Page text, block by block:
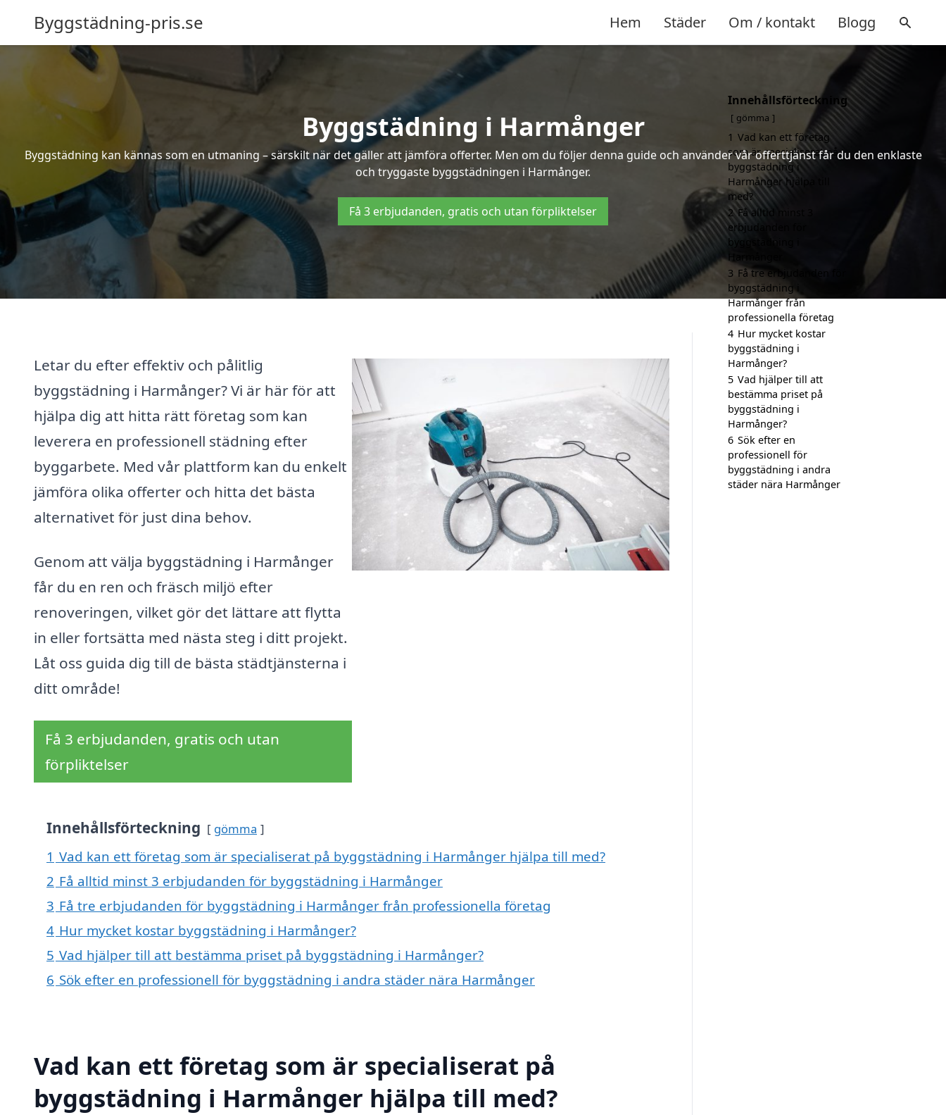
Byggstädning-pris.se Hem Städer Om / kontakt Blogg
Byggstädning i Harmånger
Byggstädning kan kännas som en utmaning – särskilt när det gäller att jämföra offerter. Men om du följer denna guide och använder vår offerttjänst får du den enklaste
och tryggaste byggstädningen i Harmånger.
Få 3 erbjudanden, gratis och utan förpliktelser
Letar du efter effektiv och pålitlig
byggstädning i Harmånger? Vi är här för att
hjälpa dig att hitta rätt företag som kan
leverera en professionell städning efter
byggarbete. Med vår plattform kan du enkelt
jämföra olika offerter och hitta det bästa
alternativet för just dina behov.
Genom att välja byggstädning i Harmånger
får du en ren och fräsch miljö efter
renoveringen, vilket gör det lättare att flytta
in eller fortsätta med nästa steg i ditt projekt.
Låt oss guida dig till de bästa städtjänsterna i
ditt område!
Få 3 erbjudanden, gratis och utan
förpliktelser
Innehållsförteckning gömma
1 Vad kan ett företag som är specialiserat på byggstädning i Harmånger hjälpa till med?
2 Få alltid minst 3 erbjudanden för byggstädning i Harmånger
3 Få tre erbjudanden för byggstädning i Harmånger från professionella företag
4 Hur mycket kostar byggstädning i Harmånger?
5 Vad hjälper till att bestämma priset på byggstädning i Harmånger?
6 Sök efter en professionell för byggstädning i andra städer nära Harmånger
Vad kan ett företag som är specialiserat på
byggstädning i Harmånger hjälpa till med?
Innehållsförteckning
gömma
1 Vad kan ett företag
som är specialiserat på
byggstädning i
Harmånger hjälpa till
med?
2 Få alltid minst 3
erbjudanden för
byggstädning i
Harmånger
3 Få tre erbjudanden för
byggstädning i
Harmånger från
professionella företag
4 Hur mycket kostar
byggstädning i
Harmånger?
5 Vad hjälper till att
bestämma priset på
byggstädning i
Harmånger?
6 Sök efter en
professionell för
byggstädning i andra
städer nära Harmånger